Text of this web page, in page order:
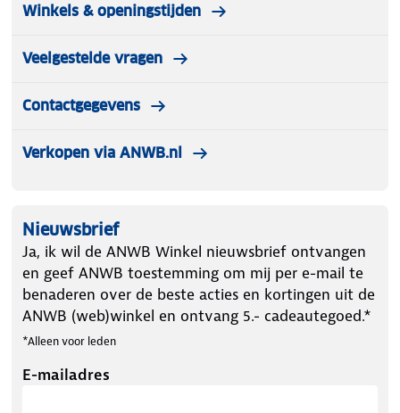
Winkels & openingstijden
Veelgestelde vragen
Contactgegevens
Verkopen via ANWB.nl
Nieuwsbrief
Ja, ik wil de ANWB Winkel nieuwsbrief ontvangen
en geef ANWB toestemming om mij per e-mail te
benaderen over de beste acties en kortingen uit de
ANWB (web)winkel en ontvang 5.- cadeautegoed.*
*Alleen voor leden
E-mailadres